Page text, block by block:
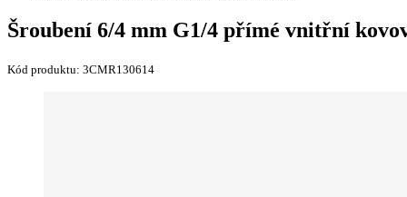
Šroubení 6/4 mm G1/4 přímé vnitřní
Kód produktu: 3CMR130614